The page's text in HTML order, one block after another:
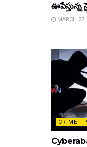
MARCH 27,
CRIME -